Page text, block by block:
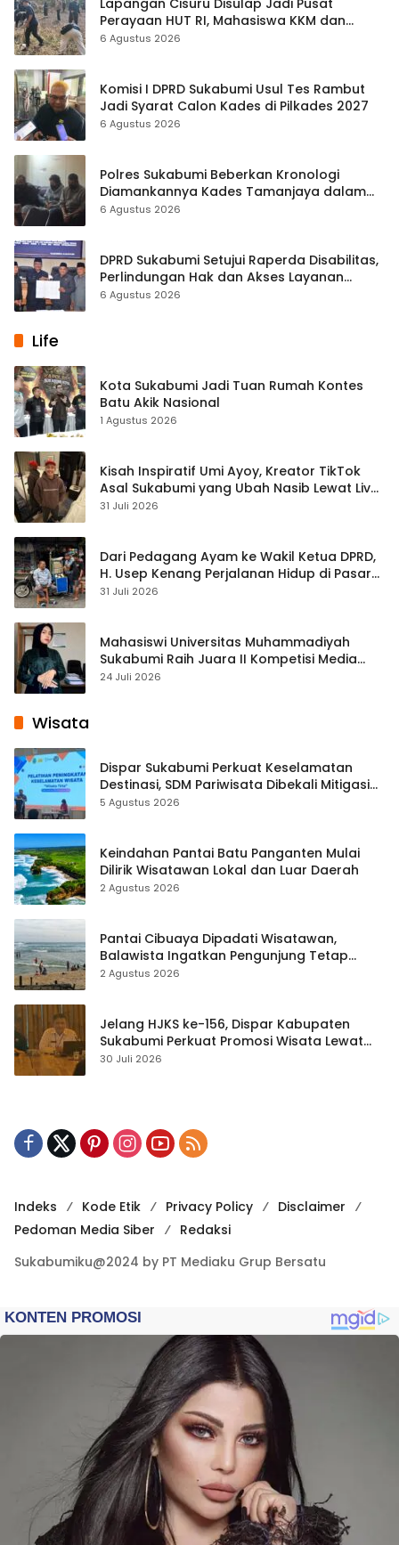
Lapangan Cisuru Disulap Jadi Pusat
Perayaan HUT RI, Mahasiswa KKM dan
Warga Satukan Tenaga
6 Agustus 2026
Komisi I DPRD Sukabumi Usul Tes Rambut
Jadi Syarat Calon Kades di Pilkades 2027
6 Agustus 2026
Polres Sukabumi Beberkan Kronologi
Diamankannya Kades Tamanjaya dalam
Kasus Sabu
6 Agustus 2026
DPRD Sukabumi Setujui Raperda Disabilitas,
Perlindungan Hak dan Akses Layanan
Diperkuat
6 Agustus 2026
Life
Kota Sukabumi Jadi Tuan Rumah Kontes
Batu Akik Nasional
1 Agustus 2026
Kisah Inspiratif Umi Ayoy, Kreator TikTok
Asal Sukabumi yang Ubah Nasib Lewat Live
Streaming
31 Juli 2026
Dari Pedagang Ayam ke Wakil Ketua DPRD,
H. Usep Kenang Perjalanan Hidup di Pasar
Cisaat
31 Juli 2026
Mahasiswi Universitas Muhammadiyah
Sukabumi Raih Juara II Kompetisi Media
Pembelajaran Digital Tingkat Internasional
24 Juli 2026
Wisata
Dispar Sukabumi Perkuat Keselamatan
Destinasi, SDM Pariwisata Dibekali Mitigasi
hingga Teknik Evakuasi
5 Agustus 2026
Keindahan Pantai Batu Panganten Mulai
Dilirik Wisatawan Lokal dan Luar Daerah
2 Agustus 2026
Pantai Cibuaya Dipadati Wisatawan,
Balawista Ingatkan Pengunjung Tetap
Waspada
2 Agustus 2026
Jelang HJKS ke-156, Dispar Kabupaten
Sukabumi Perkuat Promosi Wisata Lewat
Publikasi Digital
30 Juli 2026
Indeks Kode Etik Privacy Policy
Disclaimer
Pedoman Media Siber
Redaksi
Sukabumiku@2024 by PT Mediaku Grup Bersatu